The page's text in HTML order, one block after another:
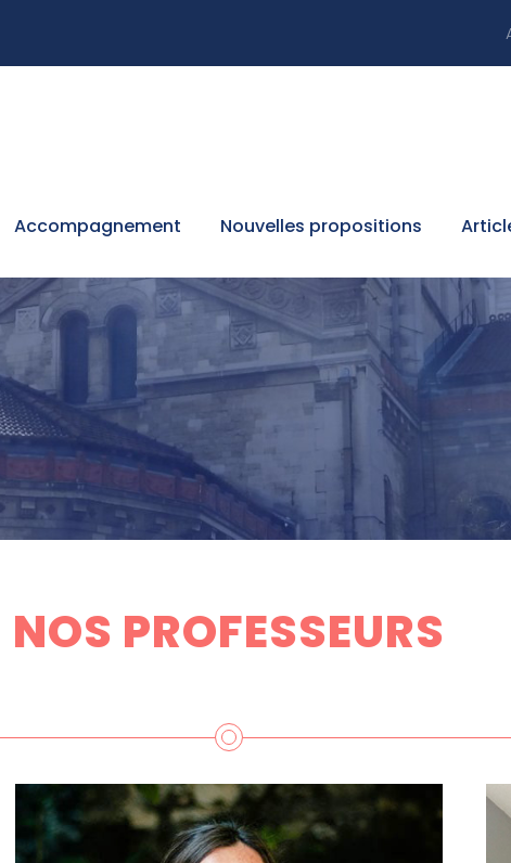
Accompagnement Nouvelles propositions
NOS PROFESSEURS